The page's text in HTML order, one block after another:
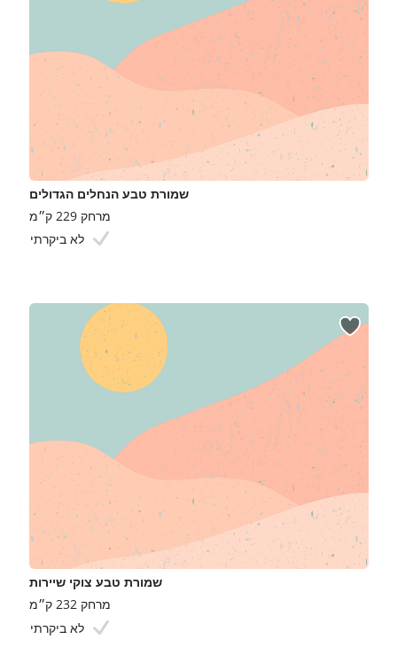
שמורת טבע הנחלים הגדולים
מרחק 229 ק״מ
לא ביקרתי
שמורת טבע צוקי שיירות
מרחק 232 ק״מ
לא ביקרתי